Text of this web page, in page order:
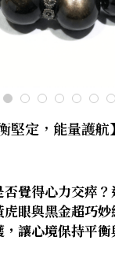
叢】
】
晶】
官方LINE
堅定，能量護航】
否覺得心力交瘁
眼與黑金超巧
讓心境保持平衡